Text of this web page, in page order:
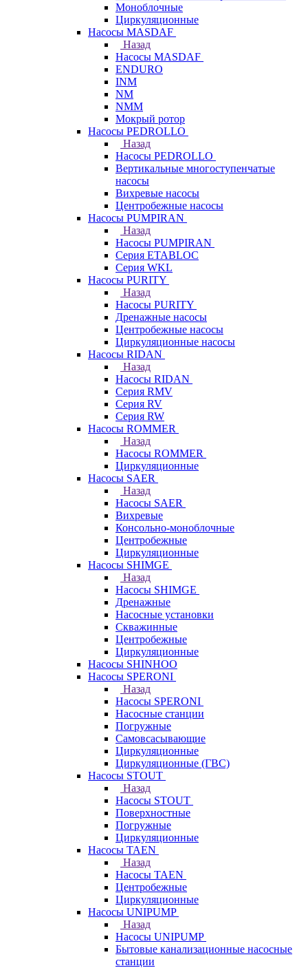
Моноблочные
Циркуляционные
Насосы MASDAF
Назад
Насосы MASDAF
ENDURO
INM
NM
NMM
Мокрый ротор
Насосы PEDROLLO
Назад
Насосы PEDROLLO
Вертикальные многоступенчатые
насосы
Вихревые насосы
Центробежные насосы
Насосы PUMPIRAN
Назад
Насосы PUMPIRAN
Серия ETABLOC
Серия WKL
Насосы PURITY
Назад
Насосы PURITY
Дренажные насосы
Центробежные насосы
Циркуляционные насосы
Насосы RIDAN
Назад
Насосы RIDAN
Серия RMV
Серия RV
Серия RW
Насосы ROMMER
Назад
Насосы ROMMER
Циркуляционные
Насосы SAER
Назад
Насосы SAER
Вихревые
Консольно-моноблочные
Центробежные
Циркуляционные
Насосы SHIMGE
Назад
Насосы SHIMGE
Дренажные
Насосные установки
Скважинные
Центробежные
Циркуляционные
Насосы SHINHOO
Насосы SPERONI
Назад
Насосы SPERONI
Насосные станции
Погружные
Самовсасывающие
Циркуляционные
Циркуляционные (ГВС)
Насосы STOUT
Назад
Насосы STOUT
Поверхностные
Погружные
Циркуляционные
Насосы TAEN
Назад
Насосы TAEN
Центробежные
Циркуляционные
Насосы UNIPUMP
Назад
Насосы UNIPUMP
Бытовые канализационные насосные
станции